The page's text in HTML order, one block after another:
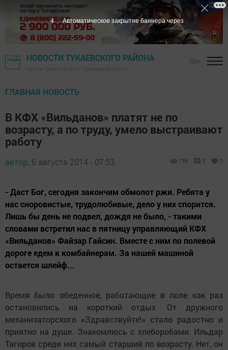
НОВОСТИ ТУКАЕВСКОГО РАЙОНА
ГЛАВНАЯ НОВОСТЬ
В КФХ «Вильданов» платят не по
возрасту, а по труду, умело выстраивают
работу
автор, 6 августа 2014 - 07:53 756 0 0
- Даст Бог, сегодня закончим обмолот ржи. Ребята у
нас сноровистые, трудолюбивые, дело у них спорится.
Лишь бы день не подвел, дождя не было, - такими
словами встретил нас в пятницу управляющий КФХ
«Вильданов» Файзар Гайсин. Вместе с ним по полевой
дороге едем к комбайнерам. За нашей машиной
остается шлейф...
Время было обеденное, работающие в поле как раз
остановились на короткий отдых. От дружного
механизаторского «Здравствуйте!» стало радостно и
приятно на душе. Знакомлюсь с хлеборобами. Ильдар
Тагиров среди них самый старший по возрасту. Нет, он
3 Автоматическое закрытие баннера через